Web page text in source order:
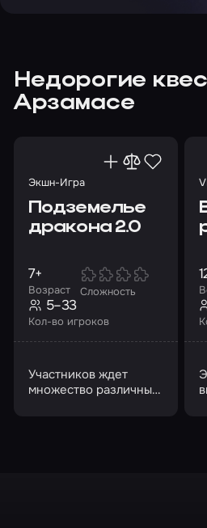
Недорогие
Арзамасе
Экшн-Игра
Подземелье
дракона 2.0
Возраст
7+
Сложность
Кол-во игроков
5–33
Участников ждет
множество различных